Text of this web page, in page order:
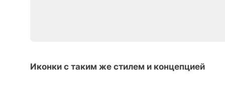
Иконки с таким же стилем и концепцией